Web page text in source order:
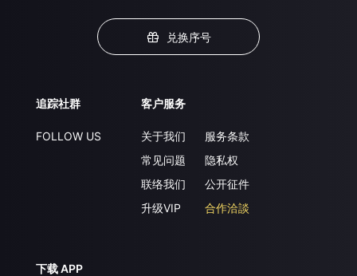
兑换序号
追踪社群
FOLLOW US
客户服务
关于我们
常见问题
联络我们
升级VIP
服务条款
隐私权
公开征件
合作洽談
下载 APP